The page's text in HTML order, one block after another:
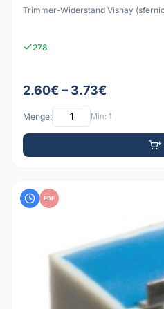
Trimmer-Widerstand Vishay
278
2.60€ – 3.73€
Menge: Min: 1
PDF